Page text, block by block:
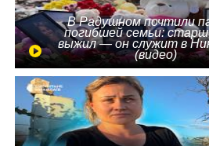
В Радушном почтили
погибшей семьи:
выжил — он служит в
(видео)